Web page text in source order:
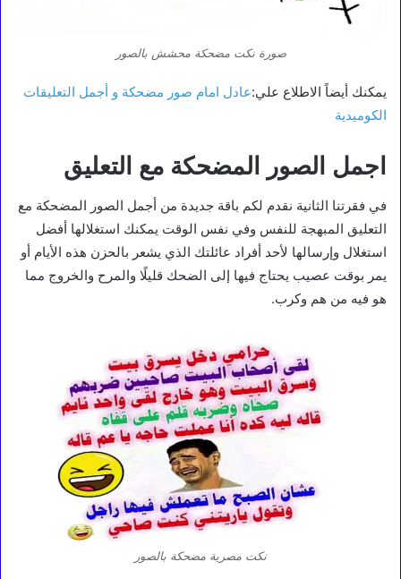
صورة نكت مضحكة محشش بالصور
يمكنك أيضاً الاطلاع علي:عادل امام صور مضحكة و أجمل التعليقات
الكوميدية
اجمل الصور المضحكة مع التعليق
في فقرتنا الثانية نقدم لكم باقة جديدة من أجمل الصور المضحكة مع
التعليق المبهجة للنفس وفي نفس الوقت يمكنك استغلالها أفضل
استغلال وإرسالها لأحد أفراد عائلتك الذي يشعر بالحزن هذه الأيام أو
يمر بوقت عصيب يحتاج فيها إلى الضحك قليلًا والمرح والخروج مما
هو فيه من هم وكرب.
نكت مصرية مضحكة بالصور